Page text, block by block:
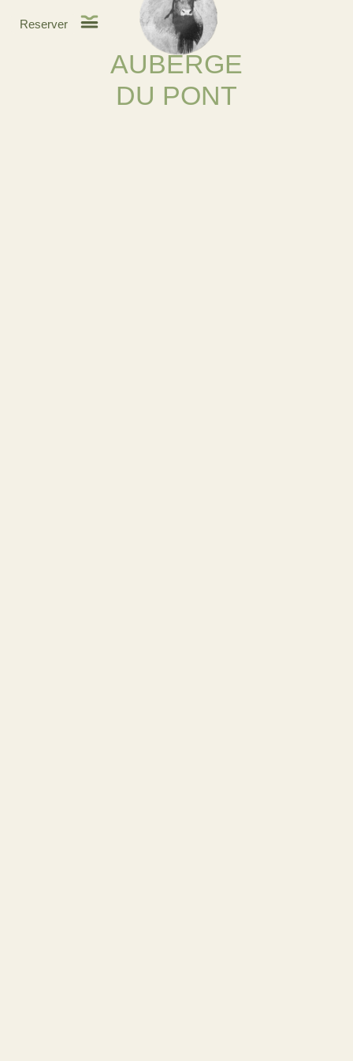
Reserver
AUBERGE
DU PONT